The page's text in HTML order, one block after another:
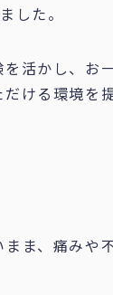
した。
活かし、お
ける環境を
ま、痛みや